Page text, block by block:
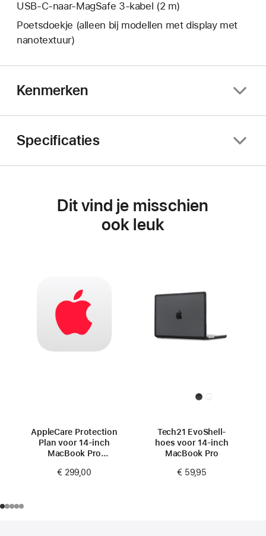
USB‑C-naar-MagSafe 3-kabel (2 m)
Poetsdoekje (alleen bij modellen met display met
nanotextuur)
Kenmerken
Specificaties
Dit vind je misschien
ook leuk
AppleCare Protection
Plan voor 14‑inch
MacBook Pro
€ 299,00
Tech21 EvoShell-
hoes voor 14‑inch
MacBook Pro
€ 59,95